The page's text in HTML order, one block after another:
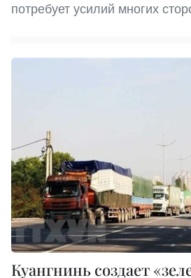
потребует усилий многих
Куангнинь создает